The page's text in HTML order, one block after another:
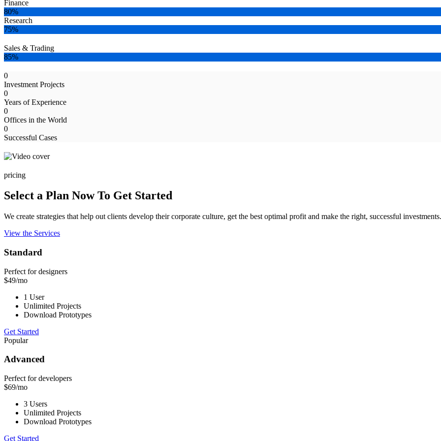
Finance
80%
Research
75%
Sales & Trading
85%
0
Investment Projects
0
Years of Experience
0
Offices in the World
0
Successful Cases
pricing
Select a Plan Now To Get Started
We create strategies that help out clients develop their corporate culture, get the best optimal profit and make the right, successful investments.
View the Services
Standard
Perfect for designers
$49/mo
1 User
Unlimited Projects
Download Prototypes
Get Started
Popular
Advanced
Perfect for developers
$69/mo
3 Users
Unlimited Projects
Download Prototypes
Get Started